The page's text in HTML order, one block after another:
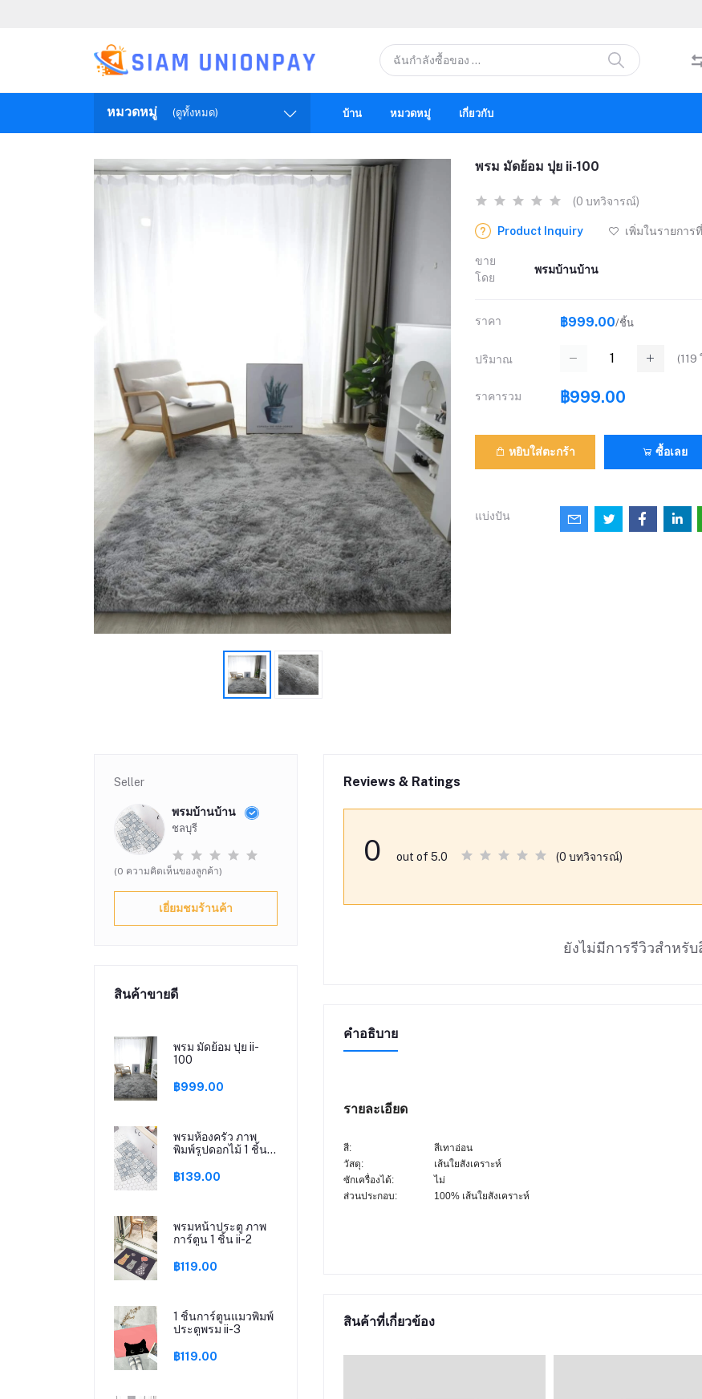
หมวดหมู่ (ดูทั้งหมด) บ้าน หมวดหมู่ เกี่ยวกับ
พรม มัดย้อม ปุย ii-100
(0 บทวิจารณ์)
Product Inquiry เพิ่มในรายการ
ขาย
โดย
พรมบ้านบ้าน
ราคา ฿999.00/ชิ้น
ปริมาณ (119
ราคารวม ฿999.00
หยิบใส่ตะกร้า ซื้อเลย
แบ่งปัน
Seller
พรมบ้านบ้าน
ชลบุรี
(0 ความคิดเห็นของลูกค้า)
เยี่ยมชมร้านค้า
สินค้าขายดี
พรม มัดย้อม ปุย ii-
100
฿999.00
พรมห้องครัว ภาพ
พิมพ์รูปดอกไม้ 1 ชิ้น
฿139.00
พรมหน้าประตู ภาพ
การ์ตูน 1 ชิ้น ii-2
฿119.00
1 ชิ้นการ์ตูนแมวพิมพ์
ประตูพรม ii-3
฿119.00
Reviews & Ratings
0 out of 5.0 (0 บทวิจารณ์)
ยังไม่มีการรีวิวสำหรั
คำอธิบาย
รายละเอียด
สี:
สีเทาอ่อน
วัสดุ:
เส้นใยสังเคราะห์
ซักเครื่องได้:
ไม่
ส่วนประกอบ:
100% เส้นใยสังเคราะห์
สินค้าที่เกี่ยวข้อง